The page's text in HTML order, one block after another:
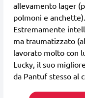
allevamento lager
polmoni e anchette).
Estremamente
ma traumatizzato
lavorato molto con
Lucky, il suo
da Pantuf stesso al